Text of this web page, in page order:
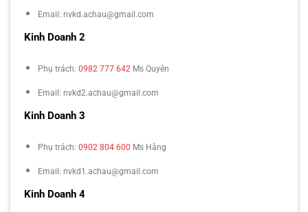
Email: nvkd.achau@gmail.com
Kinh Doanh 2
Phụ trách: 0982 777 642 Ms Quyên
Email: nvkd2.achau@gmail.com
Kinh Doanh 3
Phụ trách: 0902 804 600 Ms Hằng
Email: nvkd1.achau@gmail.com
Kinh Doanh 4